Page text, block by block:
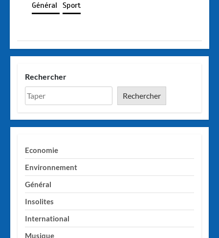
Général Sport
Rechercher
Rechercher
Economie
Environnement
Général
Insolites
International
Musique